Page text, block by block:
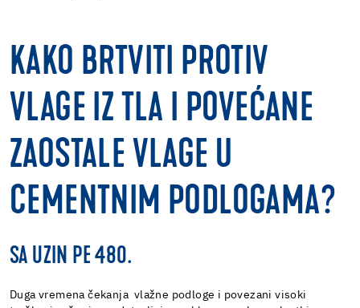
KAKO BRTVITI PROTIV
VLAGE IZ TLA I POVEĆANE
ZAOSTALE VLAGE U
CEMENTNIM PODLOGAMA?
SA UZIN PE 480.
Duga vremena čekanja vlažne podloge i povezani visoki